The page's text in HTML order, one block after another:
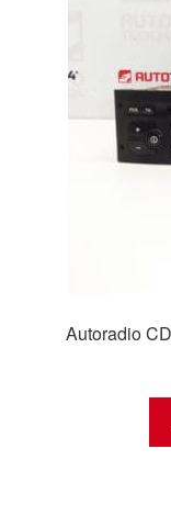
Autoradio